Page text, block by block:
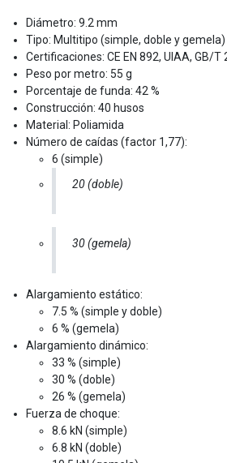
Diámetro: 9.2 mm
Tipo: Multitipo (simple, doble y gemela)
Certificaciones: CE EN 892, UIAA, GB/T
Peso por metro: 55 g
Porcentaje de funda: 42 %
Construcción: 40 husos
Material: Poliamida
Número de caídas (factor 1,77):
6 (simple)
20 (doble)
30 (gemela)
Alargamiento estático:
7.5 % (simple y doble)
6 % (gemela)
Alargamiento dinámico:
33 % (simple)
30 % (doble)
26 % (gemela)
Fuerza de choque:
8.6 kN (simple)
6.8 kN (doble)